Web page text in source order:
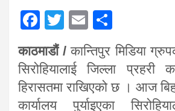
F
ce
b
o
T
tt
er
E
m
ail
h
ar
e
काठमाडौं / कान्तिपुर मिडिया
सिरोहियालाई जिल्ला प्रहरी
हिरासतमा राखिएको छ । आज
कार्यालय पुर्याइएका